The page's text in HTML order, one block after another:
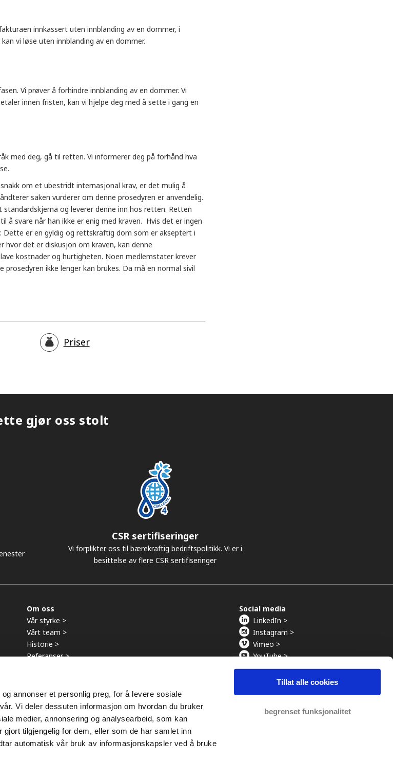
annonser et personlig preg, for å levere sosiale
Vi deler dessuten informasjon om hvordan du bruker
medier, annonsering og analysearbeid, som kan
tilgjengelig for dem, eller som de har samlet inn
automatisk vår bruk av informasjonskapsler ved å bruke
Tillat alle cookies
begrenset funksjonalitet
innkassert uten innblanding av en dommer, i
vi løse uten innblanding av en dommer.
Vi prøver å forhindre innblanding av en dommer. Vi
innen fristen, kan vi hjelpe deg med å sette i gang en
med deg, gå til retten. Vi informerer deg på forhånd hva
om et ubestridt internasjonal krav, er det mulig å
saken vurderer om denne prosedyren er anvendelig.
og leverer denne inn hos retten. Retten
svare når han ikke er enig med kraven. Hvis det er ingen
Dette er en gyldig og rettskraftig dom som er akseptert i
hvor det er diskusjon om kraven, kan denne
kostnader og hurtigheten. Noen medlemstater krever
ikke lenger kan brukes. Da må en normal sivil
Priser
gjør oss stolt
CSR sertifiseringer
Vi forplikter oss til bærekraftig bedriftspolitikk. Vi er i
besittelse av flere CSR sertifiseringer
Om oss
Vår styrke >
Vårt team >
Historie >
Referanser >
Social media
LinkedIn >
Instagram >
Vimeo >
YouTube >
|Cookies|Privacy|Bierens Inkasso Advokater.
Spørsmål:+31 20 8100 981.